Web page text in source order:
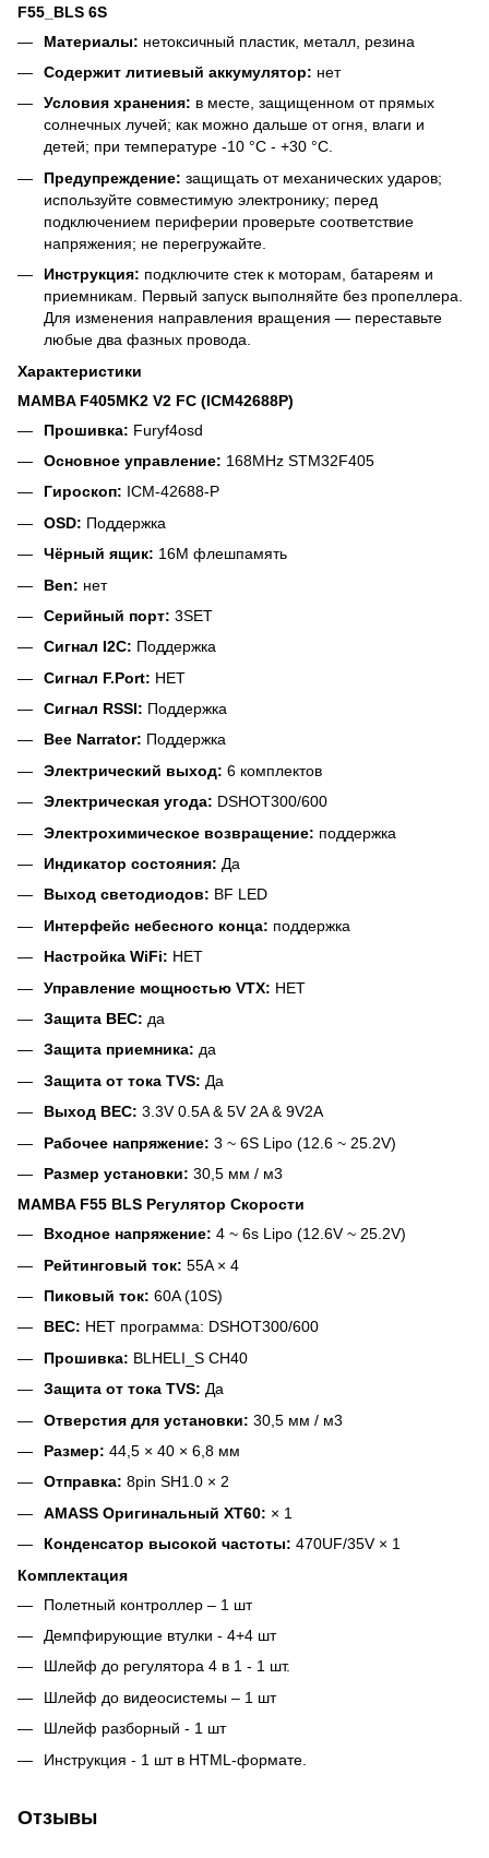
F55_BLS 6S
Материалы: нетоксичный пластик, металл, резина
Содержит литиевый аккумулятор: нет
Условия хранения: в месте, защищенном от прямых
солнечных лучей; как можно дальше от огня, влаги и
детей; при температуре -10 °C - +30 °C.
Предупреждение: защищать от механических ударов;
используйте совместимую электронику; перед
подключением периферии проверьте соответствие
напряжения; не перегружайте.
Инструкция: подключите стек к моторам, батареям и
приемникам. Первый запуск выполняйте без пропеллера.
Для изменения направления вращения — переставьте
любые два фазных провода.
Характеристики
MAMBA F405MK2 V2 FC (ICM42688P)
Прошивка: Furyf4osd
Основное управление: 168MHz STM32F405
Гироскоп: ICM-42688-P
OSD: Поддержка
Чёрный ящик: 16M флешпамять
Ben: нет
Серийный порт: 3SET
Сигнал I2C: Поддержка
Сигнал F.Port: НЕТ
Сигнал RSSI: Поддержка
Bee Narrator: Поддержка
Электрический выход: 6 комплектов
Электрическая угода: DSHOT300/600
Электрохимическое возвращение: поддержка
Индикатор состояния: Да
Выход светодиодов: BF LED
Интерфейс небесного конца: поддержка
Настройка WiFi: НЕТ
Управление мощностью VTX: НЕТ
Защита BEC: да
Защита приемника: да
Защита от тока TVS: Да
Выход BEC: 3.3V 0.5A & 5V 2A & 9V2A
Рабочее напряжение: 3 ~ 6S Lipo (12.6 ~ 25.2V)
Размер установки: 30,5 мм / м3
MAMBA F55 BLS Регулятор Скорости
Входное напряжение: 4 ~ 6s Lipo (12.6V ~ 25.2V)
Рейтинговый ток: 55A × 4
Пиковый ток: 60A (10S)
BEC: НЕТ программа: DSHOT300/600
Прошивка: BLHELI_S CH40
Защита от тока TVS: Да
Отверстия для установки: 30,5 мм / м3
Размер: 44,5 × 40 × 6,8 мм
Отправка: 8pin SH1.0 × 2
AMASS Оригинальный XT60: × 1
Конденсатор высокой частоты: 470UF/35V × 1
Комплектация
Полетный контроллер – 1 шт
Демпфирующие втулки - 4+4 шт
Шлейф до регулятора 4 в 1 - 1 шт.
Шлейф до видеосистемы – 1 шт
Шлейф разборный - 1 шт
Инструкция - 1 шт в HTML-формате.
Отзывы